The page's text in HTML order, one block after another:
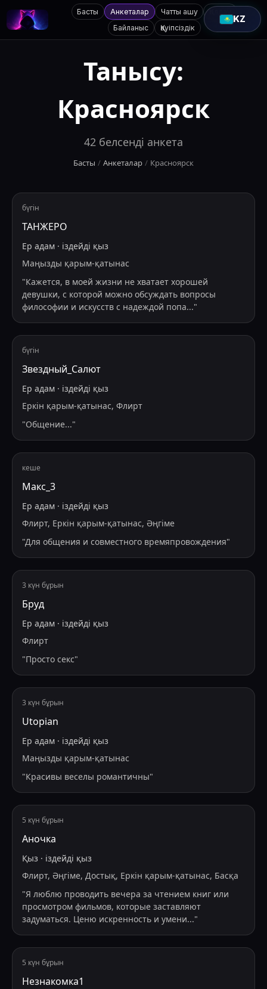
Басты Анкеталар Чатты ашу
Қолдау
Байланыс
Қауіпсіздік
KZ
Танысу:
Красноярск
42 белсенді анкета
Басты / Анкеталар / Красноярск
бүгін
ТАНЖЕРО
Ер адам · іздейді қыз
Маңызды қарым-қатынас
"Кажется, в моей жизни не хватает хорошей
девушки, с которой можно обсуждать вопросы
философии и искусств с надеждой попа..."
бүгін
Звездный_Салют
Ер адам · іздейді қыз
Еркін қарым-қатынас, Флирт
"Общение..."
кеше
Макс_3
Ер адам · іздейді қыз
Флирт, Еркін қарым-қатынас, Әңгіме
"Для общения и совместного времяпровождения"
3 күн бұрын
Бруд
Ер адам · іздейді қыз
Флирт
"Просто секс"
3 күн бұрын
Utopian
Ер адам · іздейді қыз
Маңызды қарым-қатынас
"Красивы веселы романтичны"
5 күн бұрын
Аночка
Қыз · іздейді қыз
Флирт, Әңгіме, Достық, Еркін қарым-қатынас, Басқа
"Я люблю проводить вечера за чтением книг или
просмотром фильмов, которые заставляют
задуматься. Ценю искренность и умени..."
5 күн бұрын
Незнакомка1